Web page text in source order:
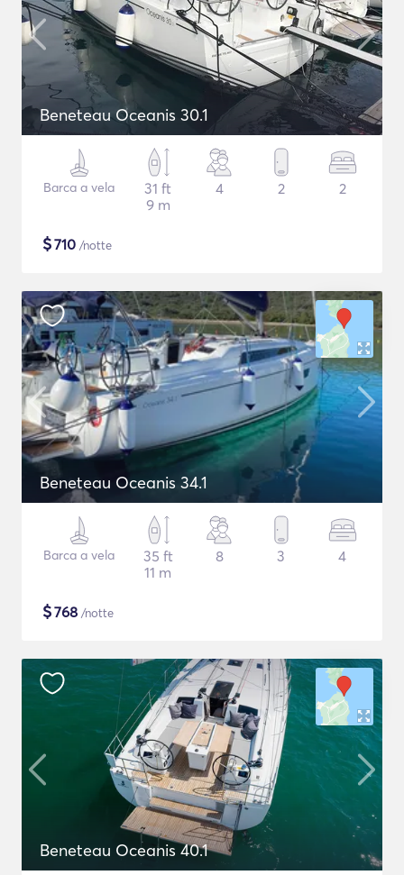
Beneteau Oceanis 30.1
Barca a vela
31 ft
9 m
4 2 2
$710 /notte
Beneteau Oceanis 34.1
Barca a vela
35 ft
11 m
8 3 4
$768 /notte
Beneteau Oceanis 40.1